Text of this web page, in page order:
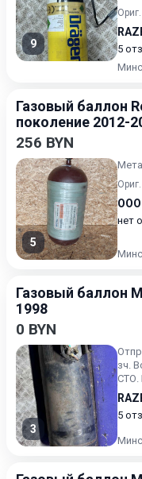
9
5
Газовый баллон
поколение 2012-
256 BYN
5
ООО
нет
Газовый баллон
1998
0 BYN
3
зч.
СТО.
5